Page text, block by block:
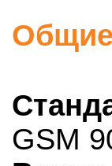
Общие
GSM